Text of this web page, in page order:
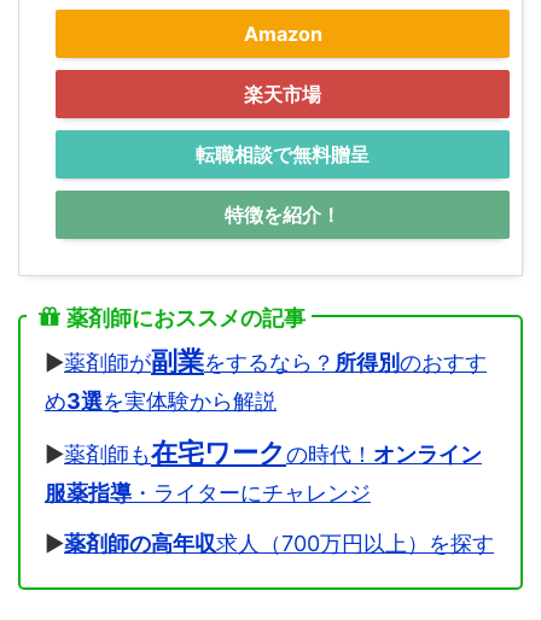
Amazon
楽天市場
転職相談で無料贈呈
特徴を紹介！
薬剤師におススメの記事
▶薬剤師が副業をするなら？ 所得別のおすす
め3選を実体験から解説
▶薬剤師も在宅ワークの時代！ オンライン
服薬指導 ・ライターにチャレンジ
▶薬剤師の高年収求人（700万円以上）を探す